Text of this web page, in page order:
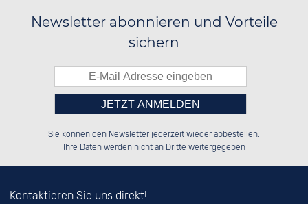
Newsletter abonnieren und Vorteile
sichern
██░░░░░░██░░██░░██░░██░░██░░░░░░
██████░░██████░░██████░░██████░░
██░░██░░░░░░██░░░░░░██░░░░░░██░░
Bitte tragen Sie die Zahl in
das nebenstehende Feld ein.
Sie können den Newsletter jederzeit wieder abbestellen.
Ihre Daten werden nicht an Dritte weitergegeben
Kontaktieren Sie uns direkt!